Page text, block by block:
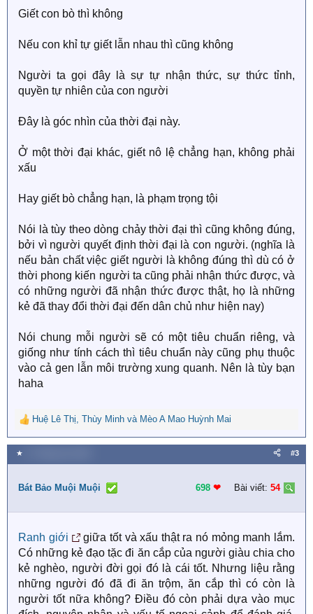
Giết con bò thì không
Nếu con khỉ tự giết lẫn nhau thì cũng không
Người ta gọi đây là sự tự nhận thức, sự thức tỉnh,
quyền tự nhiên của con người
Đây là góc nhìn của thời đại này.
Ở một thời đại khác, giết nô lệ chẳng hạn, không phải
xấu
Hay giết bò chẳng hạn, là phạm trọng tội
Nói là tùy theo dòng chảy thời đại thì cũng không đúng,
bởi vì người quyết định thời đại là con người. (nghĩa là
nếu bản chất việc giết người là không đúng thì dù có ở
thời phong kiến người ta cũng phải nhận thức được, và
có những người đã nhận thức được thật, họ là những
kẻ đã thay đổi thời đại đến dân chủ như hiện nay)
Nói chung mỗi người sẽ có một tiêu chuẩn riêng, và
giống như tính cách thì tiêu chuẩn này cũng phụ thuộc
vào cả gen lẫn môi trường xung quanh. Nên là tùy bạn
haha
R
e
a
c
i
n
:
Huệ Lê Thị, Thùy Minh và Mèo A Mao Huỳnh Mai
★ #3
Bát Bảo Muội Muội 698 ❤︎ Bài viết: 54
Ranh giới
giữa tốt và xấu thật ra nó mỏng manh lắm.
Có những kẻ đạo tặc đi ăn cắp của người giàu chia cho
kẻ nghèo, người đời gọi đó là cái tốt. Nhưng liệu rằng
những người đó đã đi ăn trộm, ăn cắp thì có còn là
người tốt nữa không? Điều đó còn phải dựa vào mục